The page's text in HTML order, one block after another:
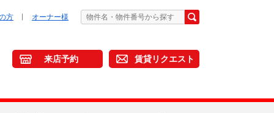
方 オーナー様
来店予約 賃貸リクエスト